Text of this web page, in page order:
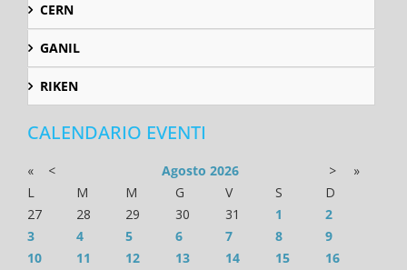
CERN
GANIL
RIKEN
CALENDARIO EVENTI
« < Agosto 2026 >
»
L
M M G V S
D
27
28 29 30 31 1
2
3
4 5 6 7 8
9
10
11 12 13 14 15
16